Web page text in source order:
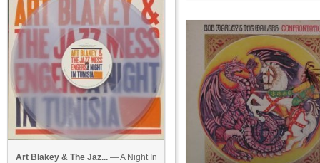
Art Blakey & The Jaz...— A Night In